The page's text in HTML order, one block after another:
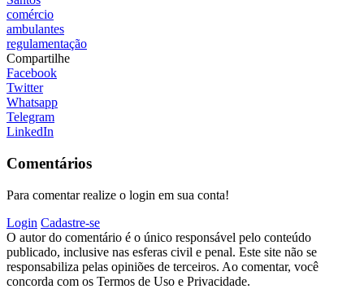
comércio
ambulantes
regulamentação
Compartilhe
Facebook
Twitter
Whatsapp
Telegram
LinkedIn
Comentários
Para comentar realize o login em sua conta!
Login Cadastre-se
O autor do comentário é o único responsável pelo conteúdo
publicado, inclusive nas esferas civil e penal. Este site não se
responsabiliza pelas opiniões de terceiros. Ao comentar, você
concorda com os Termos de Uso e Privacidade.